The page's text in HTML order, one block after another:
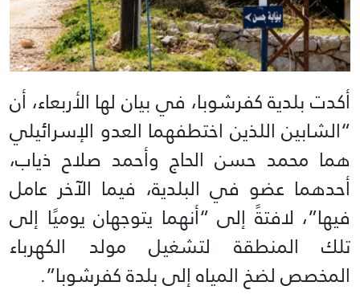
أكدت بلدية كفرشوبا، في بيان لها الأربعاء، أن
“الشابين اللذين اختطفهما العدو الإسرائيلي
هما محمد حسن الحاج وأحمد صلاح ذياب،
أحدهما عضو في البلدية، فيما الآخر عامل
فيها”، لافتةً إلى “أنهما يتوجهان يوميًا إلى
تلك المنطقة لتشغيل مولد الكهرباء
المخصص لضخ المياه إلى بلدة كفرشوبا”.